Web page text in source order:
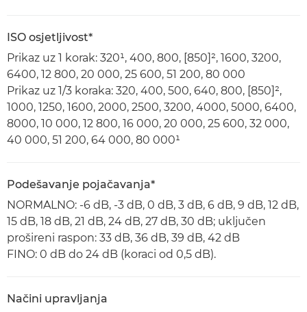
ISO osjetljivost*
Prikaz uz 1 korak: 320¹, 400, 800, [850]², 1600, 3200,
6400, 12 800, 20 000, 25 600, 51 200, 80 000
Prikaz uz 1/3 koraka: 320, 400, 500, 640, 800, [850]²,
1000, 1250, 1600, 2000, 2500, 3200, 4000, 5000, 6400,
8000, 10 000, 12 800, 16 000, 20 000, 25 600, 32 000,
40 000, 51 200, 64 000, 80 000¹
Podešavanje pojačavanja*
NORMALNO: -6 dB, -3 dB, 0 dB, 3 dB, 6 dB, 9 dB, 12 dB,
15 dB, 18 dB, 21 dB, 24 dB, 27 dB, 30 dB; uključen
prošireni raspon: 33 dB, 36 dB, 39 dB, 42 dB
FINO: 0 dB do 24 dB (koraci od 0,5 dB).
Načini upravljanja